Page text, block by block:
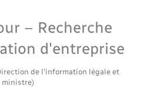
– Recherche
d'entreprise
de l'information légale et
ministre)